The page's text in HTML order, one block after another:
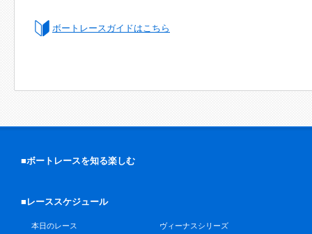
ボートレースガイドはこちら
■ボートレースを知る楽しむ
■レーススケジュール
本日のレース
ヴィーナスシリーズ